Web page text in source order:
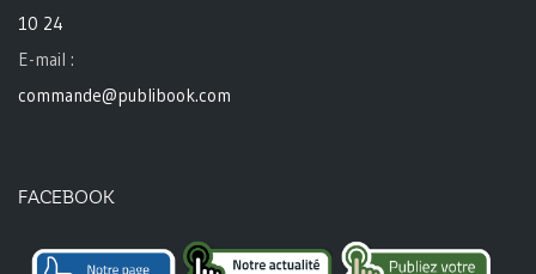
10 24
E-mail :
commande@publibook.com
FACEBOOK